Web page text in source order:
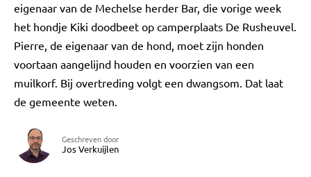
eigenaar van de Mechelse herder Bar, die vorige week
het hondje Kiki doodbeet op camperplaats De Rusheuvel.
Pierre, de eigenaar van de hond, moet zijn honden
voortaan aangelijnd houden en voorzien van een
muilkorf. Bij overtreding volgt een dwangsom. Dat laat
de gemeente weten.
Geschreven door
Jos Verkuijlen